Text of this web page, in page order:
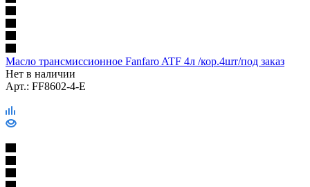
Масло трансмиссионное Fanfaro ATF 4л /кор.4шт/под заказ
Нет в наличии
Арт.: FF8602-4-E